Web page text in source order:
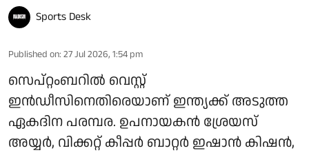
Sports Desk
Published on: 27 Jul 2026, 1:54 pm
സെപ്റ്റംബറിൽ വെസ്റ്റ്
ഇൻഡീസിനെതിരെയാണ് ഇന്ത്യക്ക് അടുത്ത
ഏകദിന പരമ്പര. ഉപനായകൻ ശ്രേയസ്
അയ്യർ, വിക്കറ്റ് കീപ്പർ ബാറ്റർ ഇഷാൻ കിഷൻ,